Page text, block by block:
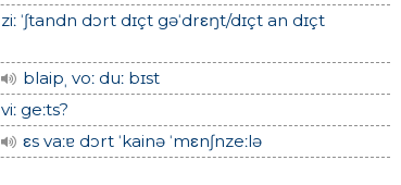
ziː ˈʃtandn dɔrt dɪçt gəˈdrεŋt/dɪçt an dɪçt
blaipˌ voː duː bɪst
viː geːts?
εs vaːɐ dɔrt ˈkainə ˈmεnʃnzeːlə